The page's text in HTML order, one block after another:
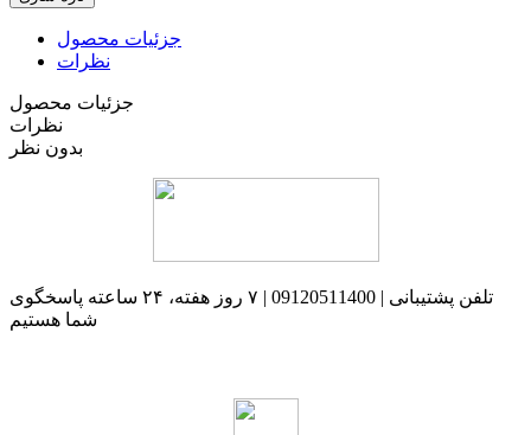
جزئیات محصول
نظرات
جزئیات محصول
نظرات
بدون نظر
تلفن پشتیبانی | 09120511400 | ۷ روز هفته، ۲۴ ساعته پاسخگوی
شما هستیم